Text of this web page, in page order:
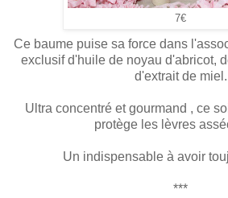
7€
Ce baume puise sa force dans
exclusif d'huile de noyau d'abricot,
d'extrait de miel.
Ultra concentré et gourmand , ce
protège les lèvres
Un indispensable à avoir
***